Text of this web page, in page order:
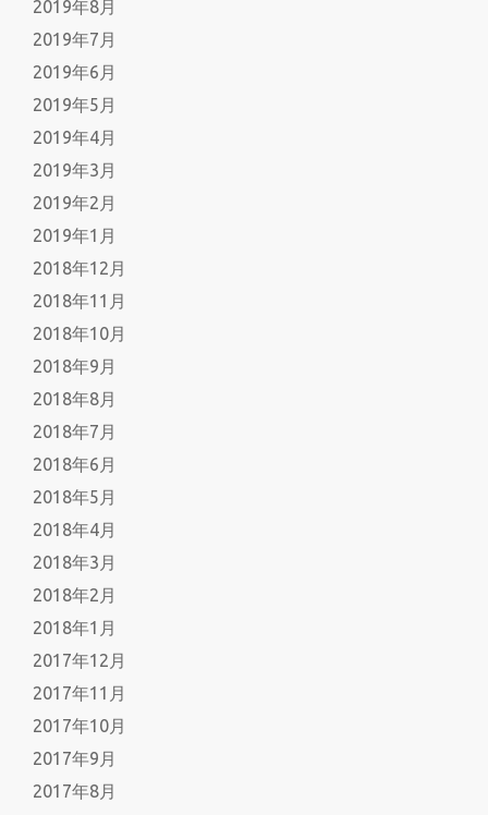
2019年8月
2019年7月
2019年6月
2019年5月
2019年4月
2019年3月
2019年2月
2019年1月
2018年12月
2018年11月
2018年10月
2018年9月
2018年8月
2018年7月
2018年6月
2018年5月
2018年4月
2018年3月
2018年2月
2018年1月
2017年12月
2017年11月
2017年10月
2017年9月
2017年8月